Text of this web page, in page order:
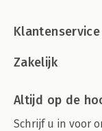
Klantenservice
Zakelijk
Altijd op de
Schrijf u in voor